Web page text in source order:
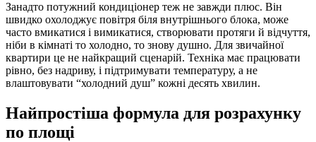
Занадто потужний кондиціонер теж не завжди плюс. Він
швидко охолоджує повітря біля внутрішнього блока, може
часто вмикатися і вимикатися, створювати протяги й відчуття,
ніби в кімнаті то холодно, то знову душно. Для звичайної
квартири це не найкращий сценарій. Техніка має працювати
рівно, без надриву, і підтримувати температуру, а не
влаштовувати “холодний душ” кожні десять хвилин.
Найпростіша формула для розрахунку
по площі